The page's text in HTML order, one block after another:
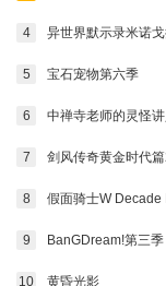
4 异世界默示录米诺
5 宝石宠物第六季
6 中禅寺老师的灵怪
7 剑风传奇黄金时代
8 假面骑士W Decade
9 BanGDream!第三季
10 黄昏光影